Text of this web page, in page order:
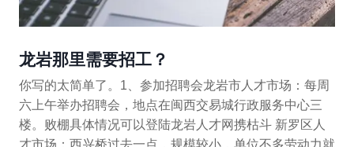
龙岩那里需要招工？
你写的太简单了。1、参加招聘会龙岩市人才市场：每周
六上午举办招聘会，地点在闽西交易城行政服务中心三
楼。败棚具体情况可以登陆龙岩人才网携枯斗 新罗区人